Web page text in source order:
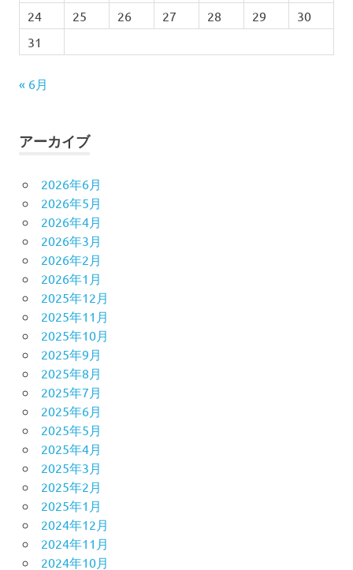
24
25 26 27 28 29
30
31
« 6月
アーカイブ
2026年6月
2026年5月
2026年4月
2026年3月
2026年2月
2026年1月
2025年12月
2025年11月
2025年10月
2025年9月
2025年8月
2025年7月
2025年6月
2025年5月
2025年4月
2025年3月
2025年2月
2025年1月
2024年12月
2024年11月
2024年10月